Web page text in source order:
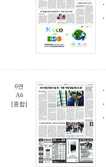
6면
A6
[종합]